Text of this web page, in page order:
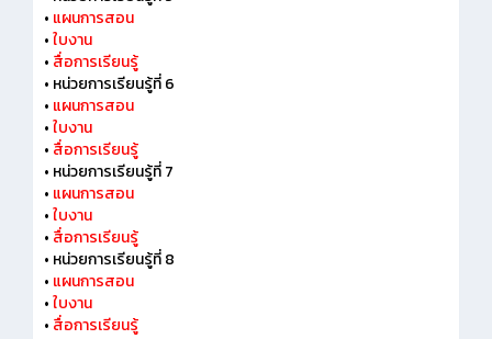
• แผนการสอน
•ใบงาน
• สื่อการเรียนรู้
• หน่วยการเรียนรู้ที่ 6
• แผนการสอน
•ใบงาน
• สื่อการเรียนรู้
• หน่วยการเรียนรู้ที่ 7
• แผนการสอน
•ใบงาน
• สื่อการเรียนรู้
• หน่วยการเรียนรู้ที่ 8
• แผนการสอน
•ใบงาน
• สื่อการเรียนรู้